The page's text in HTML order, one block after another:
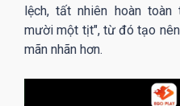
lệch, tất nhiên hoàn
mười một tịt", từ đó tạo
mãn nhãn hơn.